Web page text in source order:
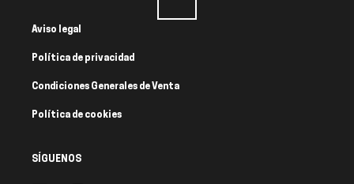
Aviso legal
Política de privacidad
Condiciones Generales de Venta
Política de cookies
SÍGUENOS